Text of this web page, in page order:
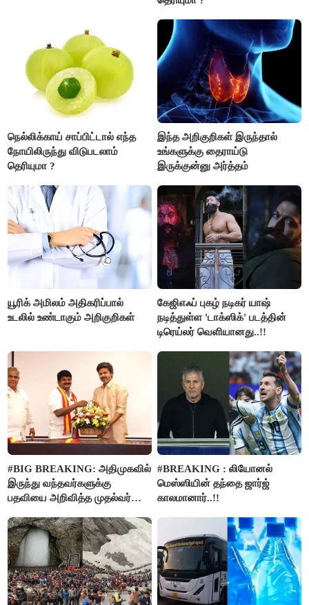
நெல்லிக்காய் சாப்பிட்டால் எந்த
நோயிலிருந்து விடுபடலாம்
தெரியுமா ?
இந்த அறிகுறிகள் இருந்தால்
உங்களுக்கு தைராய்டு
இருக்குன்னு அர்த்தம்
யூரிக் அமிலம் அதிகரிப்பால்
உடலில் உண்டாகும் அறிகுறிகள்
கேஜிஎஃப் புகழ் நடிகர் யாஷ்
நடித்துள்ள 'டாக்‌ஸிக்' படத்தின்
டிரெய்லர் வெளியானது..!!
#BIG BREAKING: அதிமுகவில்
இருந்து வந்தவர்களுக்கு
பதவியை அறிவித்த முதல்வர்
#BREAKING : லியோனல்
மெஸ்ஸியின் தந்தை ஜார்ஜ்
காலமானார்..!!